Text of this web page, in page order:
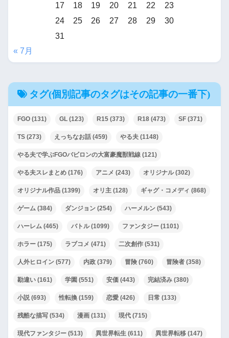
17
18 19 20 21 22
23
24
25 26 27 28 29
30
31
« 7月
タグ(個別記事のタグはその記事の一番下)
FGO (131) GL (123) R15 (373) R18 (473) SF (371)
TS (273) えっちなお話 (459) やる夫 (1148)
やる夫で学ぶFGOバビロンの大富豪魔獣戦線 (121)
やる夫スレまとめ (176) アニメ (243) オリジナル(302)
オリジナル作品 (1399) オリ主 (128) ギャグ・コメディ (868)
ゲーム (384) ダンジョン (254) ハーメルン (543)
ハーレム (465) バトル(1099) ファンタジー (1101)
ホラー (175) ラブコメ (471) 二次創作 (531)
人外ヒロイン (577) 内政 (379) 冒険 (760) 冒険者 (358)
勘違い (161) 学園 (551) 安価 (443) 完結済み (380)
小説(693) 性転換 (159) 恋愛 (426) 日常 (133)
残酷な描写 (534) 漫画 (131) 現代 (715)
現代ファンタジー (513) 異世界転生 (611) 異世界転移 (147)